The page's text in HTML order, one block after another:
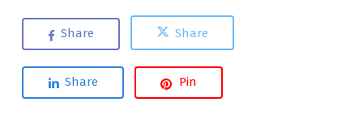
Share Share
Share Pin